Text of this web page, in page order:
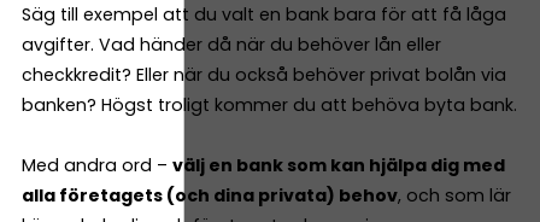
Säg till exempel att du valt en bank bara för att få låga
avgifter. Vad händer då när du behöver lån eller
checkkredit? Eller när du också behöver privat bolån via
banken? Högst troligt kommer du att behöva byta bank.
Med andra ord – välj en bank som kan hjälpa dig med
alla företagets (och dina privata) behov, och som lär